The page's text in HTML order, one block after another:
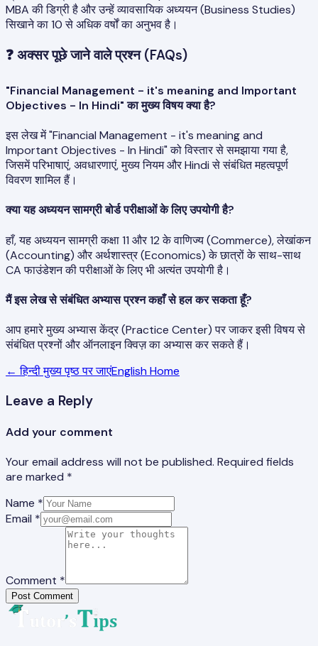
MBA की डिग्री है और उन्हें व्यावसायिक अध्ययन (Business Studies)
सिखाने का 10 से अधिक वर्षों का अनुभव है।
❓ अक्सर पूछे जाने वाले प्रश्न (FAQs)
"Financial Management - it's meaning and Important
Objectives - In Hindi" का मुख्य विषय क्या है?
इस लेख में "Financial Management - it's meaning and
Important Objectives - In Hindi" को विस्तार से समझाया गया है,
जिसमें परिभाषाएं, अवधारणाएं, मुख्य नियम और Hindi से संबंधित महत्वपूर्ण
विवरण शामिल हैं।
क्या यह अध्ययन सामग्री बोर्ड परीक्षाओं के लिए उपयोगी है?
हाँ, यह अध्ययन सामग्री कक्षा 11 और 12 के वाणिज्य (Commerce), लेखांकन
(Accounting) और अर्थशास्त्र (Economics) के छात्रों के साथ-साथ
CA फाउंडेशन की परीक्षाओं के लिए भी अत्यंत उपयोगी है।
मैं इस लेख से संबंधित अभ्यास प्रश्न कहाँ से हल कर सकता हूँ?
आप हमारे मुख्य अभ्यास केंद्र (Practice Center) पर जाकर इसी विषय से
संबंधित प्रश्नों और ऑनलाइन क्विज़ का अभ्यास कर सकते हैं।
← हिन्दी मुख्य पृष्ठ पर जाएंEnglish Home
Leave a Reply
Add your comment
Your email address will not be published. Required fields
are marked *
Name *
Email *
Comment *
Post Comment